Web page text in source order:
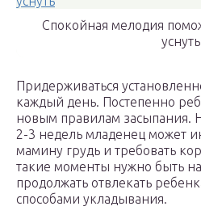
Спокойная мелодия
уснуть
Придерживаться
каждый день. Постепенно
новым правилам засыпания.
2-3 недель младенец может
мамину грудь и требовать
такие моменты нужно быть
продолжать отвлекать
способами укладывания.